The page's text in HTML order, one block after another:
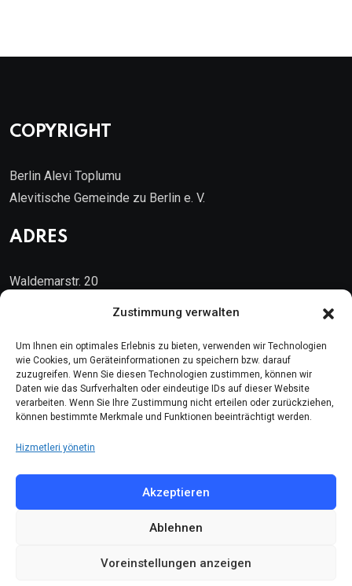
Zustimmung verwalten
Um Ihnen ein optimales Erlebnis zu bieten, verwenden wir Technologien
wie Cookies, um Geräteinformationen zu speichern bzw. darauf
zuzugreifen. Wenn Sie diesen Technologien zustimmen, können wir
Daten wie das Surfverhalten oder eindeutige IDs auf dieser Website
verarbeiten. Wenn Sie Ihre Zustimmung nicht erteilen oder zurückziehen,
können bestimmte Merkmale und Funktionen beeinträchtigt werden.
Hizmetleri yönetin
Akzeptieren
Ablehnen
Voreinstellungen anzeigen
COPYRIGHT
Berlin Alevi Toplumu
Alevitische Gemeinde zu Berlin e. V.
ADRES
Waldemarstr. 20
Kontakt
Telefon: (030) 616 58 700
Faks : (030) 616 58 395
E-Posta: cemevi@alevi.org